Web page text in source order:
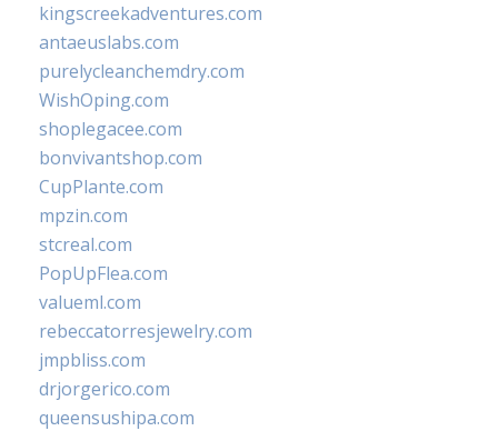
kingscreekadventures.com
antaeuslabs.com
purelycleanchemdry.com
WishOping.com
shoplegacee.com
bonvivantshop.com
CupPlante.com
mpzin.com
stcreal.com
PopUpFlea.com
valueml.com
rebeccatorresjewelry.com
jmpbliss.com
drjorgerico.com
queensushipa.com